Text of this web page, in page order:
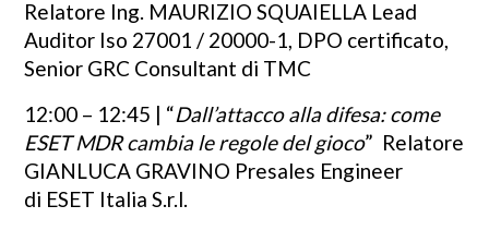
Relatore Ing. MAURIZIO SQUAIELLA Lead
Auditor Iso 27001 / 20000-1, DPO certificato,
Senior GRC Consultant di TMC
12:00 – 12:45 | “Dall’attacco alla difesa: come
ESET MDR cambia le regole del gioco” Relatore
GIANLUCA GRAVINO Presales Engineer
di ESET Italia S.r.l.